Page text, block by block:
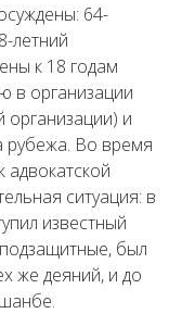
64-
летний
к 18 годам
в организации
организации) и
рубежа. Во время
адвокатской
ситуация: в
известный
подзащитные, был
же деяний, и до